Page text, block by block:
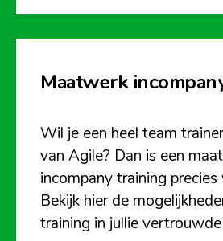
Maatwerk
Wil je een heel team
van Agile? Dan is een
incompany training
Bekijk hier de
training in jullie